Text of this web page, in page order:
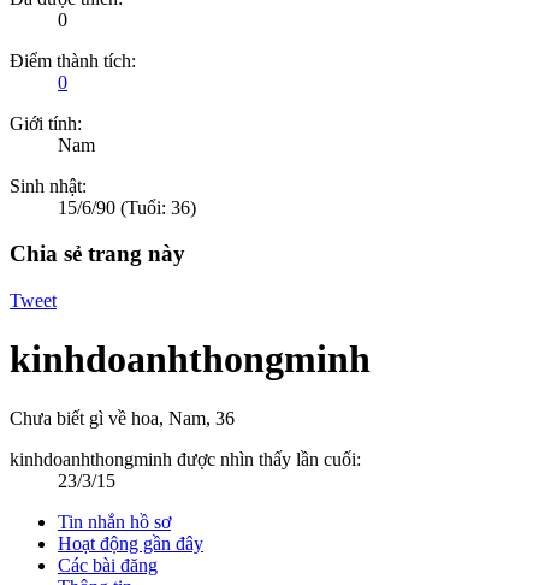
0
Điểm thành tích:
0
Giới tính:
Nam
Sinh nhật:
15/6/90 (Tuổi: 36)
Chia sẻ trang này
Tweet
kinhdoanhthongminh
Chưa biết gì về hoa, Nam, 36
kinhdoanhthongminh được nhìn thấy lần cuối:
23/3/15
Tin nhắn hồ sơ
Hoạt động gần đây
Các bài đăng